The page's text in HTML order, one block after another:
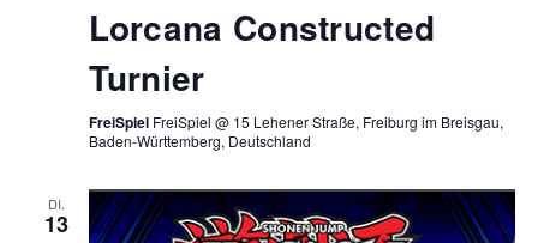
Lorcana Constructed
Turnier
FreiSpiel FreiSpiel @ 15 Lehener Straße, Freiburg im Breisgau,
Baden-Württemberg, Deutschland
DI.
13